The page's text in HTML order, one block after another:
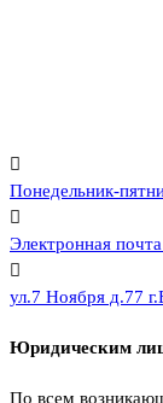
Понедельник-
Электронная почта
ул.7 Ноября д.77
Юридическим
По всем